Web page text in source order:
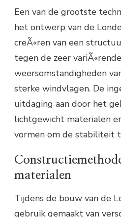
Een van de grootste
het ontwerp van de
creÃ«ren van een
tegen de zeer variÃ«rende
weersomstandigheden
sterke windvlagen. De
uitdaging aan door het
lichtgewicht materialen
vormen om de stabiliteit
materialen
Tijdens de bouw van de
gebruik gemaakt van